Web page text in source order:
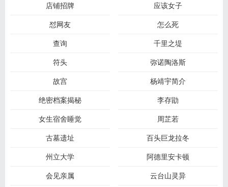
店铺招牌
应该女子
怼网友
怎么死
查询
千里之堤
符头
弥诺陶洛斯
故宫
杨靖宇简介
绝密档案揭秘
李存勖
女生宿舍睡觉
周芷若
古墓遗址
百头巨龙拉冬
州立大学
阿德里安卡顿
会见亲属
云台山灵异